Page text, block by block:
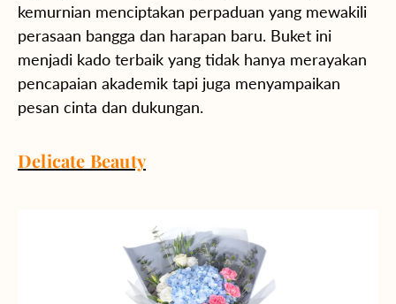
kemurnian menciptakan perpaduan yang mewakili
perasaan bangga dan harapan baru. Buket ini
menjadi kado terbaik yang tidak hanya merayakan
pencapaian akademik tapi juga menyampaikan
pesan cinta dan dukungan.
Delicate Beauty